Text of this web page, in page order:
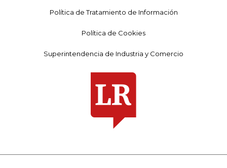
Política de Tratamiento de Información
Política de Cookies
Superintendencia de Industria y Comercio